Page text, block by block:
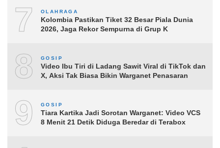
7 OLAHRAGA
Kolombia Pastikan Tiket 32 Besar Piala Dunia
2026, Jaga Rekor Sempurna di Grup K
8 GOSIP
Video Ibu Tiri di Ladang Sawit Viral di TikTok dan
X, Aksi Tak Biasa Bikin Warganet Penasaran
9 GOSIP
Tiara Kartika Jadi Sorotan Warganet: Video VCS
8 Menit 21 Detik Diduga Beredar di Terabox